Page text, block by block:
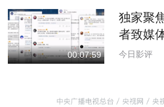
00:07:59
独家聚
者致媒
今日影评